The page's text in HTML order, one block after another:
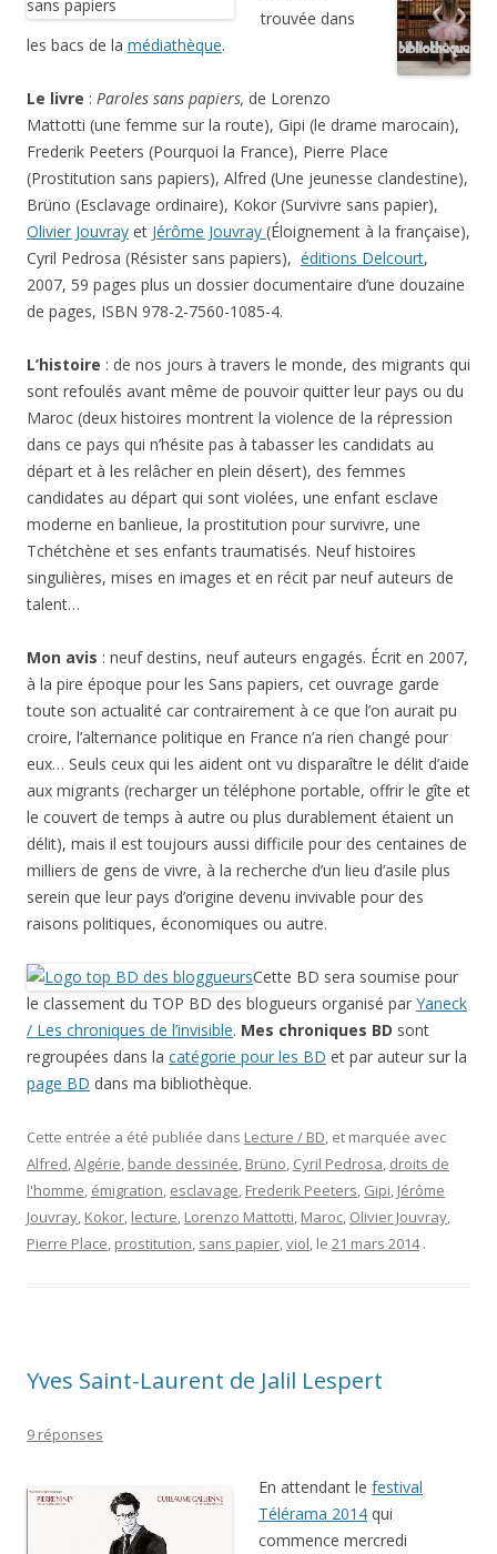
trouvée dans
les bacs de la médiathèque.
Le livre : Paroles sans papiers, de Lorenzo
Mattotti (une femme sur la route), Gipi (le drame marocain),
Frederik Peeters (Pourquoi la France), Pierre Place
(Prostitution sans papiers), Alfred (Une jeunesse clandestine),
Brüno (Esclavage ordinaire), Kokor (Survivre sans papier),
Olivier Jouvray et Jérôme Jouvray (Éloignement à la française),
Cyril Pedrosa (Résister sans papiers), éditions Delcourt,
2007, 59 pages plus un dossier documentaire d’une douzaine
de pages, ISBN 978-2-7560-1085-4.
L’histoire : de nos jours à travers le monde, des migrants qui
sont refoulés avant même de pouvoir quitter leur pays ou du
Maroc (deux histoires montrent la violence de la répression
dans ce pays qui n’hésite pas à tabasser les candidats au
départ et à les relâcher en plein désert), des femmes
candidates au départ qui sont violées, une enfant esclave
moderne en banlieue, la prostitution pour survivre, une
Tchétchène et ses enfants traumatisés. Neuf histoires
singulières, mises en images et en récit par neuf auteurs de
talent…
Mon avis : neuf destins, neuf auteurs engagés. Écrit en 2007,
à la pire époque pour les Sans papiers, cet ouvrage garde
toute son actualité car contrairement à ce que l’on aurait pu
croire, l’alternance politique en France n’a rien changé pour
eux… Seuls ceux qui les aident ont vu disparaître le délit d’aide
aux migrants (recharger un téléphone portable, offrir le gîte et
le couvert de temps à autre ou plus durablement étaient un
délit), mais il est toujours aussi difficile pour des centaines de
milliers de gens de vivre, à la recherche d’un lieu d’asile plus
serein que leur pays d’origine devenu invivable pour des
raisons politiques, économiques ou autre.
Cette BD sera soumise pour
le classement du TOP BD des blogueurs organisé par Yaneck
/ Les chroniques de l’invisible. Mes chroniques BD sont
regroupées dans la catégorie pour les BD et par auteur sur la
page BD dans ma bibliothèque.
Cette entrée a été publiée dans Lecture / BD, et marquée avec
Alfred,Algérie, bande dessinée, Brüno, Cyril Pedrosa, droits de
l'homme, émigration, esclavage, Frederik Peeters, Gipi, Jérôme
Jouvray, Kokor, lecture, Lorenzo Mattotti, Maroc, Olivier Jouvray,
Pierre Place, prostitution, sans papier,viol, le 21 mars 2014 .
Yves Saint-Laurent de Jalil Lespert
9 réponses
En attendant le festival
Télérama 2014 qui
commence mercredi